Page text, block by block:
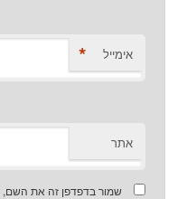
אימייל *
אתר
שמור בדפדפן זה את השם,